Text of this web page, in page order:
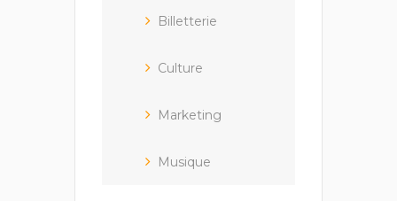
Billetterie
Culture
Marketing
Musique